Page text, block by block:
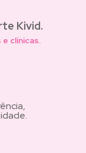
Kivid.
clínicas.